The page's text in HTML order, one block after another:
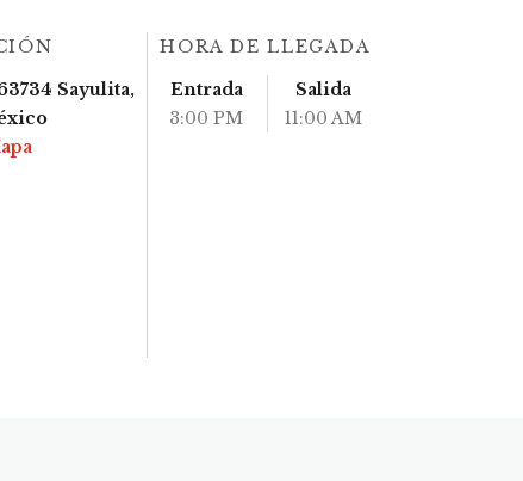
Sayulita,
HORA DE LLEGADA
Entrada
3:00 PM
Salida
11:00 AM